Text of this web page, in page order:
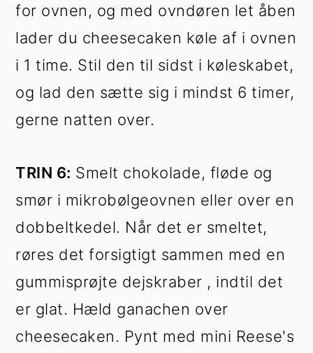
for ovnen, og med ovndøren let åben
lader du cheesecaken køle af i ovnen
i 1 time. Stil den til sidst i køleskabet,
og lad den sætte sig i mindst 6 timer,
gerne natten over.
TRIN 6: Smelt chokolade, fløde og
smør i mikrobølgeovnen eller over en
dobbeltkedel. Når det er smeltet,
røres det forsigtigt sammen med en
gummisprøjte dejskraber , indtil det
er glat. Hæld ganachen over
cheesecaken. Pynt med mini Reese's